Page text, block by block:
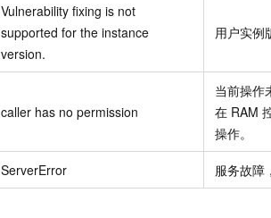
Vulnerability fixing is not
supported for the instance
version.
用户实例
caller has no permission
当前操作
在 RAM
操作。
ServerError 服务故障